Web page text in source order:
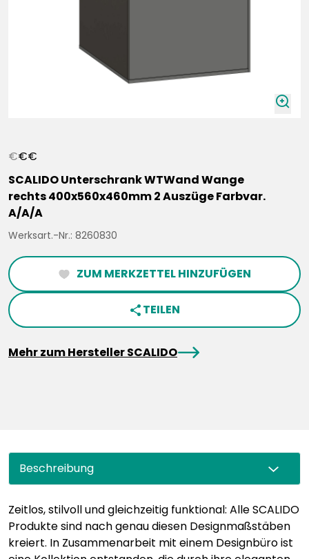
zoomIn
€€€
SCALIDO Unterschrank WTWand Wange
rechts 400x560x460mm 2 Auszüge Farbvar.
A/A/A
Werksart.-Nr.: 8260830
heartFilled ZUM MERKZETTEL HINZUFÜGEN
share TEILEN
Mehr zum Hersteller SCALIDOarrowRight
Beschreibung
Zeitlos, stilvoll und gleichzeitig funktional: Alle SCALIDO
Produkte sind nach genau diesen Designmaßstäben
kreiert. In Zusammenarbeit mit einem Designbüro ist